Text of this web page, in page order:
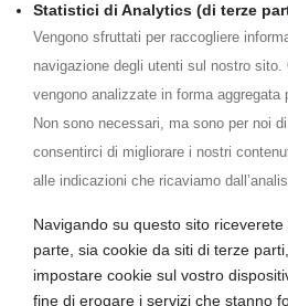
Statistici di Analytics (di terze
Vengono sfruttati per raccogliere
navigazione degli utenti sul nostro sito.
vengono analizzate in forma
Non sono necessari, ma sono per noi
consentirci di migliorare i nostri
alle indicazioni che ricaviamo
Navigando su questo sito
parte, sia cookie da siti di terze
impostare cookie sul vostro
fine di erogare i servizi che stanno